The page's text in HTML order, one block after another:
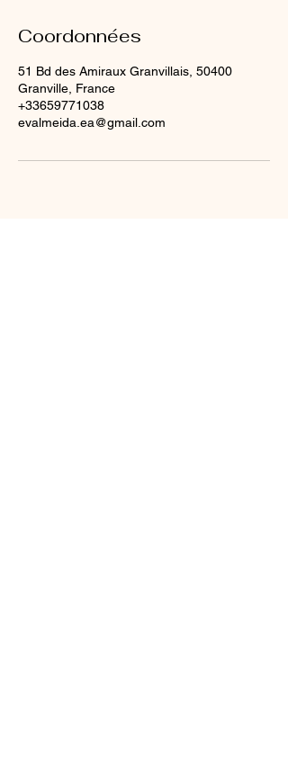
Coordonnées
51 Bd des Amiraux Granvillais, 50400
Granville, France
+33659771038
evalmeida.ea@gmail.com